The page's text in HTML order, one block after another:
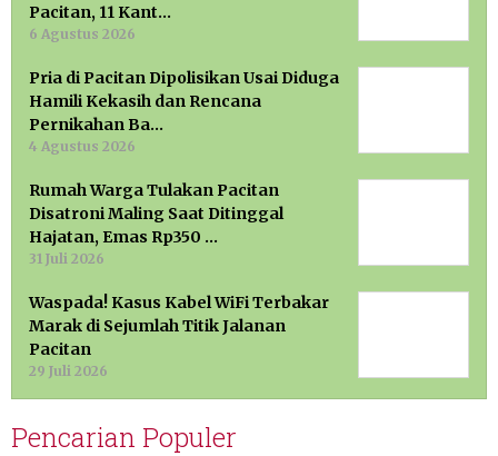
Pacitan, 11 Kant…
6 Agustus 2026
Pria di Pacitan Dipolisikan Usai Diduga
Hamili Kekasih dan Rencana
Pernikahan Ba…
4 Agustus 2026
Rumah Warga Tulakan Pacitan
Disatroni Maling Saat Ditinggal
Hajatan, Emas Rp350 …
31 Juli 2026
Waspada! Kasus Kabel WiFi Terbakar
Marak di Sejumlah Titik Jalanan
Pacitan
29 Juli 2026
Pencarian Populer